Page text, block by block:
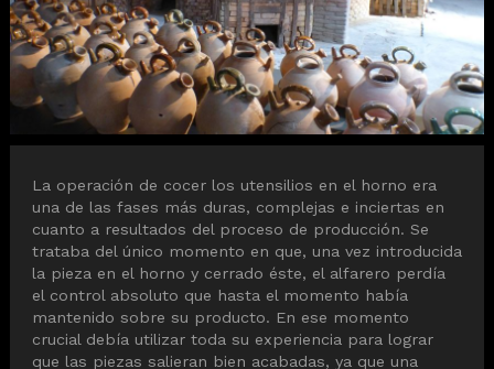
Diapositiva 1 de 1
La operación de cocer los utensilios en el horno era
una de las fases más duras, complejas e inciertas en
cuanto a resultados del proceso de producción. Se
trataba del único momento en que, una vez introducida
la pieza en el horno y cerrado éste, el alfarero perdía
el control absoluto que hasta el momento había
mantenido sobre su producto. En ese momento
crucial debía utilizar toda su experiencia para lograr
que las piezas salieran bien acabadas, ya que una